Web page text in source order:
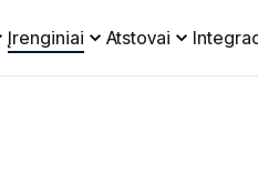
Įrenginiai Atstovai